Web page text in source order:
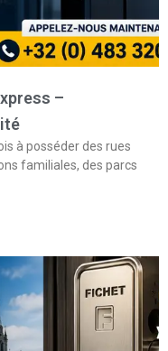
–
à posséder des rues
familiales, des parcs